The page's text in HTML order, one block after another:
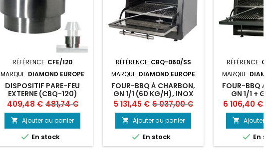
RÉFÉRENCE: CFE/120
MARQUE: DIAMOND EUROPE
DISPOSITIF PARE-FEU
EXTERNE (CBQ-120)
Prix
409,48 € Prix
base
481,74 €
 Ajouter au panier
 En stock
RÉFÉRENCE: CBQ-060/SS
MARQUE: DIAMOND EUROPE
FOUR-BBQ À CHARBON,
GN 1/1 (60 KG/H), INOX
Prix
5 131,45 € Prix
base
6 037,00 €
 Ajouter au panier
 En stock
RÉFÉRENCE:
MARQUE:
FOUR-BBQ
GN 1/1 +
KG/
Prix
6 106,40 €

 En